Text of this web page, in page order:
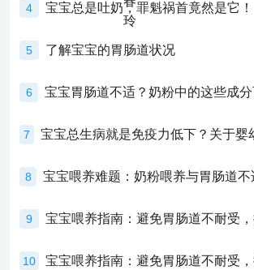
4 宝宝总是吐奶，罪魁祸首竟然是它！
5 了解宝宝的胃肠道状况
6
7
8
9 宝宝喂养指南：避免胃肠道不耐受
10 宝宝喂养指南：避免胃肠道不耐受